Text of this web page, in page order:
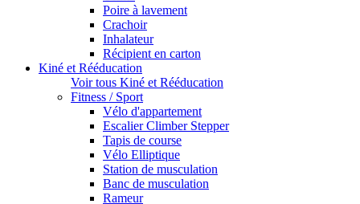
Poire à lavement
Crachoir
Inhalateur
Récipient en carton
Kiné et Rééducation
Voir tous Kiné et Rééducation
Fitness / Sport
Vélo d'appartement
Escalier Climber Stepper
Tapis de course
Vélo Elliptique
Station de musculation
Banc de musculation
Rameur